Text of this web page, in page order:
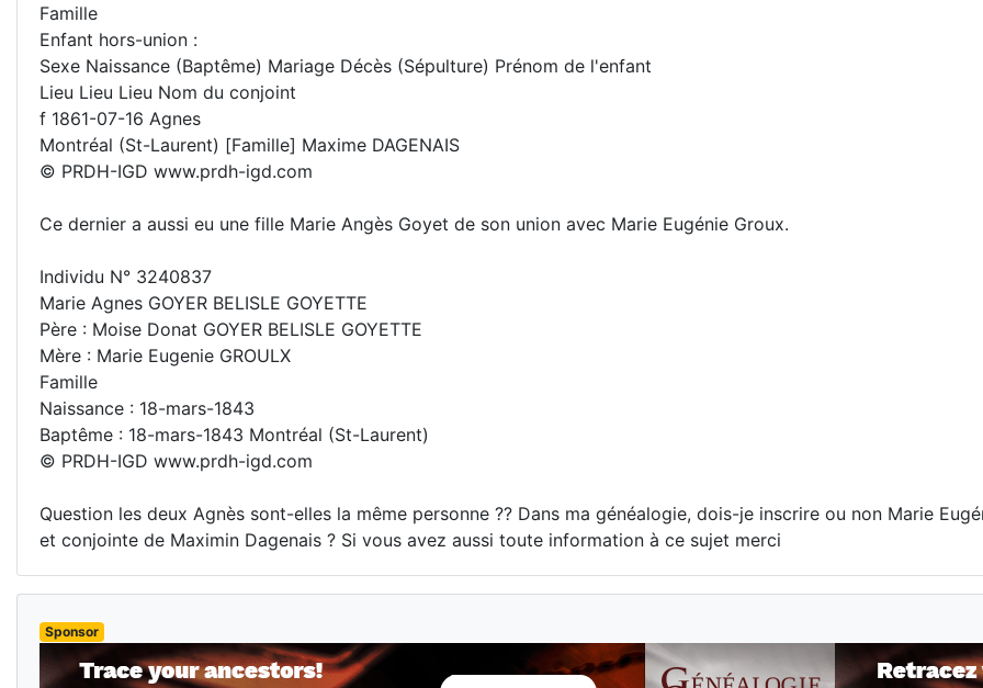
Famille
Enfant hors-union :
Sexe Naissance (Baptême) Mariage Décès (Sépulture) Prénom de l'enfant
Lieu Lieu Lieu Nom du conjoint
f 1861-07-16 Agnes
Montréal (St-Laurent) [Famille] Maxime DAGENAIS
© PRDH-IGD www.prdh-igd.com
Ce dernier a aussi eu une fille Marie Angès Goyet de son union avec Marie Eugénie Groux.
Individu N° 3240837
Marie Agnes GOYER BELISLE GOYETTE
Père : Moise Donat GOYER BELISLE GOYETTE
Mère : Marie Eugenie GROULX
Famille
Naissance : 18-mars-1843
Baptême : 18-mars-1843 Montréal (St-Laurent)
© PRDH-IGD www.prdh-igd.com
Question les deux Agnès sont-elles la même personne ?? Dans ma généalogie, dois-je inscrire ou non Marie
et conjointe de Maximin Dagenais ? Si vous avez aussi toute information à ce sujet merci
Sponsor